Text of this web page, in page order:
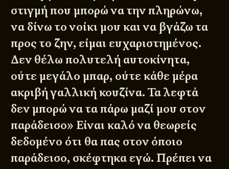
στιγμή που μπορώ να την πληρώνω,
να δίνω το νοίκι μου και να βγάζω τα
προς το ζην, είμαι ευχαριστημένος.
Δεν θέλω πολυτελή αυτοκίνητα,
ούτε μεγάλο μπαρ, ούτε κάθε μέρα
ακριβή γαλλική κουζίνα. Τα λεφτά
δεν μπορώ να τα πάρω μαζί μου στον
παράδεισο» Είναι καλό να θεωρείς
δεδομένο ότι θα πας στον όποιο
παράδεισο, σκέφτηκα εγώ. Πρέπει να